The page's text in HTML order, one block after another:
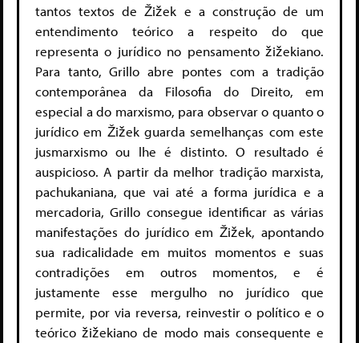
tantos textos de Žižek e a construção de um
entendimento teórico a respeito do que
representa o jurídico no pensamento žižekiano.
Para tanto, Grillo abre pontes com a tradição
contemporânea da Filosofia do Direito, em
especial a do marxismo, para observar o quanto o
jurídico em Žižek guarda semelhanças com este
jusmarxismo ou lhe é distinto. O resultado é
auspicioso. A partir da melhor tradição marxista,
pachukaniana, que vai até a forma jurídica e a
mercadoria, Grillo consegue identificar as várias
manifestações do jurídico em Žižek, apontando
sua radicalidade em muitos momentos e suas
contradições em outros momentos, e é
justamente esse mergulho no jurídico que
permite, por via reversa, reinvestir o político e o
teórico žižekiano de modo mais consequente e